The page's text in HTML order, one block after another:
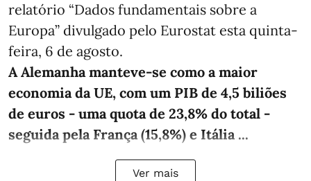
relatório “Dados fundamentais sobre a
Europa” divulgado pelo Eurostat esta quinta-
feira, 6 de agosto.
A Alemanha manteve‑se como a maior
economia da UE, com um PIB de 4,5 biliões
de euros - uma quota de 23,8% do total -
seguida pela França (15,8%) e Itália ...
Ver mais